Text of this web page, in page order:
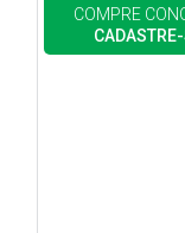
COMPRE